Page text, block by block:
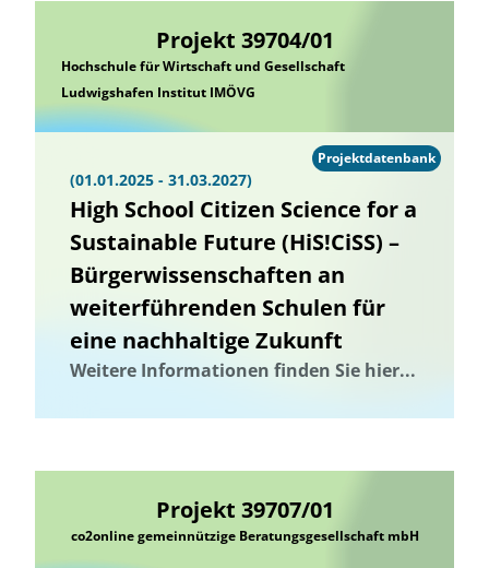
Projekt 39704/01
Hochschule für Wirtschaft und Gesellschaft
Ludwigshafen Institut IMÖVG
(01.01.2025 - 31.03.2027)
High School Citizen Science for a
Sustainable Future (HiS!CiSS) –
Bürgerwissenschaften an
weiterführenden Schulen für
eine nachhaltige Zukunft
Weitere Informationen finden Sie hier...
Projektdatenbank
Projekt 39707/01
co2online gemeinnützige Beratungsgesellschaft mbH